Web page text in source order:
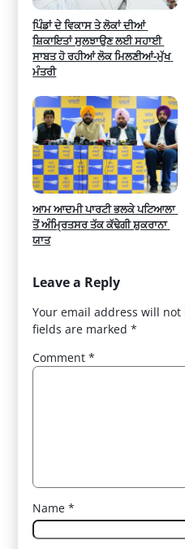
ਪਿੰਡਾਂ ਦੇ ਵਿਕਾਸ ਤੇ ਲੋਕਾਂ ਦੀਆਂ
ਸ਼ਿਕਾਇਤਾਂ ਸੁਲਝਾਉਣ ਲਈ ਸਹਾਈ
ਸਾਬਤ ਹੋ ਰਹੀਆਂ ਲੋਕ ਮਿਲਣੀਆਂ-ਮੁੱਖ
ਮੰਤਰੀ
ਆਮ ਆਦਮੀ ਪਾਰਟੀ ਭਲਕੇ ਪਟਿਆਲਾ
ਤੋਂ ਅੰਮ੍ਰਿਤਸਰ ਤੱਕ ਕੱਢੇਗੀ ਸ਼ੁਕਰਾਨਾ
ਯਾਤ
Leave a Reply
Your email address will
fields are marked*
Comment*
Name*